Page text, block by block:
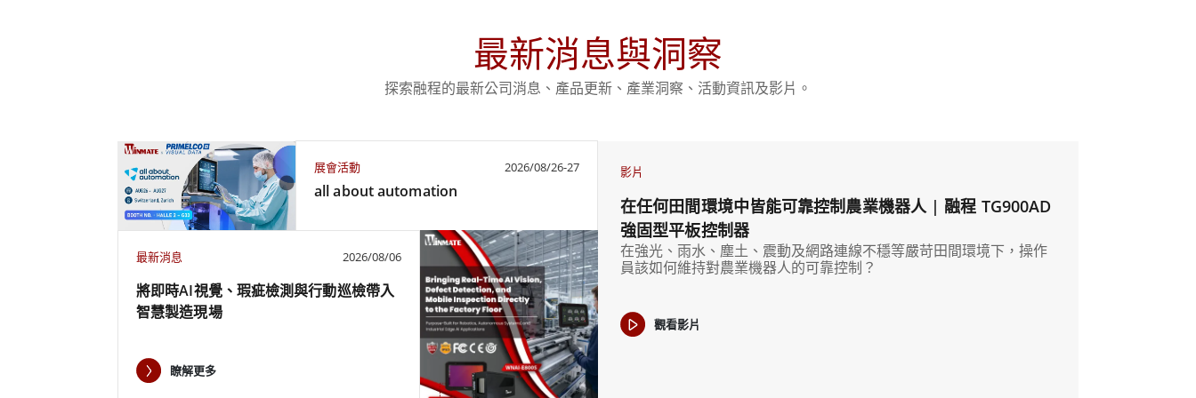
最新消息與洞察
探索融程的最新公司消息、產品更新、產業洞察、活動資訊及影片。
展會活動 2026/08/26-27
all about automation
最新消息 2026/08/06
將即時AI視覺、瑕疵檢測與行動巡檢帶入
智慧製造現場
瞭解更多
影片
在任何田間環境中皆能可靠控制農業機器人 | 融程 TG900AD
強固型平板控制器
在強光、雨水、塵土、震動及網路連線不穩等嚴苛田間環境下，操作
員該如何維持對農業機器人的可靠控制？
觀看影片